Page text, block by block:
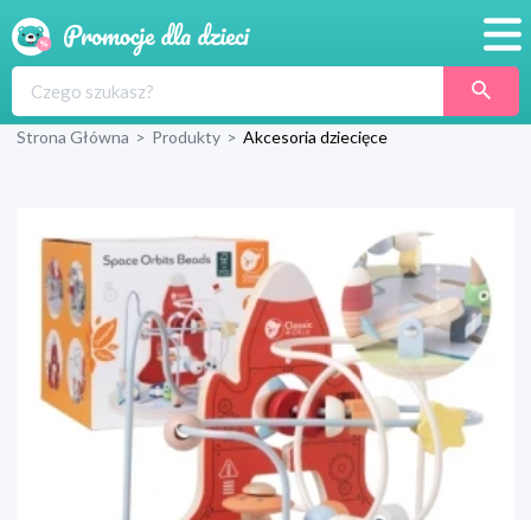
Produkty
Blog
Wyprawka
Strona Główna > Produkty > Akcesoria dziecięce